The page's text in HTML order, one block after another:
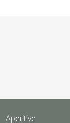
Aperitive